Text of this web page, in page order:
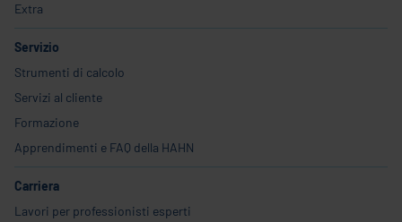
Extra
Servizio
Strumenti di calcolo
Servizi al cliente
Formazione
Apprendimenti e FAQ della HAHN
Carriera
Lavori per professionisti esperti